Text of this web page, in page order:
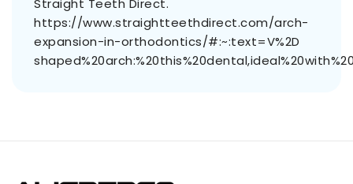
Straight Teeth Direct.
https://www.straightteethdirect.com/arch-
expansion-in-orthodontics/#:~:text=V%2D